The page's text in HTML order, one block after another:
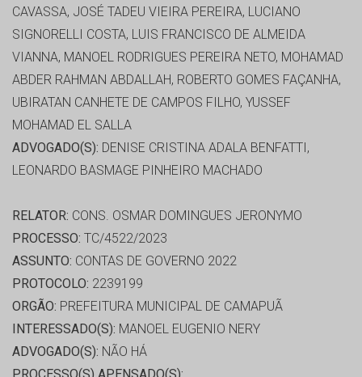
CAVASSA, JOSÉ TADEU VIEIRA PEREIRA, LUCIANO
SIGNORELLI COSTA, LUIS FRANCISCO DE ALMEIDA
VIANNA, MANOEL RODRIGUES PEREIRA NETO, MOHAMAD
ABDER RAHMAN ABDALLAH, ROBERTO GOMES FAÇANHA,
UBIRATAN CANHETE DE CAMPOS FILHO, YUSSEF
MOHAMAD EL SALLA
ADVOGADO(S): DENISE CRISTINA ADALA BENFATTI,
LEONARDO BASMAGE PINHEIRO MACHADO
RELATOR: CONS. OSMAR DOMINGUES JERONYMO
PROCESSO: TC/4522/2023
ASSUNTO: CONTAS DE GOVERNO 2022
PROTOCOLO: 2239199
ORGÃO: PREFEITURA MUNICIPAL DE CAMAPUÃ
INTERESSADO(S): MANOEL EUGENIO NERY
ADVOGADO(S): NÃO HÁ